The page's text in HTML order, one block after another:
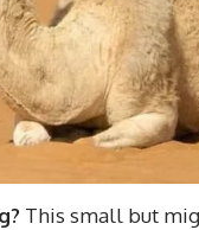
This small but